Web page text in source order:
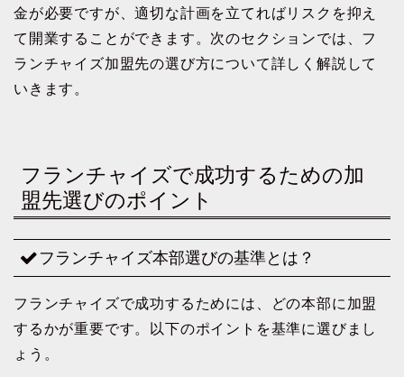
金が必要ですが、適切な計画を立てればリスクを抑え
て開業することができます。次のセクションでは、フ
ランチャイズ加盟先の選び方について詳しく解説して
いきます。
フランチャイズで成功するための加
盟先選びのポイント
フランチャイズ本部選びの基準とは？
フランチャイズで成功するためには、どの本部に加盟
するかが重要です。以下のポイントを基準に選びまし
ょう。